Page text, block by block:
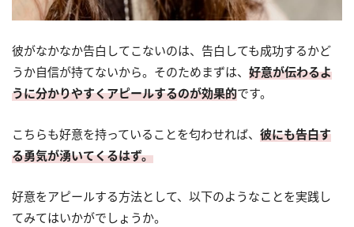
彼がなかなか告白してこないのは、告白しても成功するかど
うか自信が持てないから。そのためまずは、 好意が伝わるよ
うに分かりやすくアピールするのが効果的です。
こちらも好意を持っていることを匂わせれば、 彼にも告白す
る勇気が湧いてくるはず。
好意をアピールする方法として、以下のようなことを実践し
てみてはいかがでしょうか。